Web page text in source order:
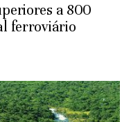
a 800
ferroviário